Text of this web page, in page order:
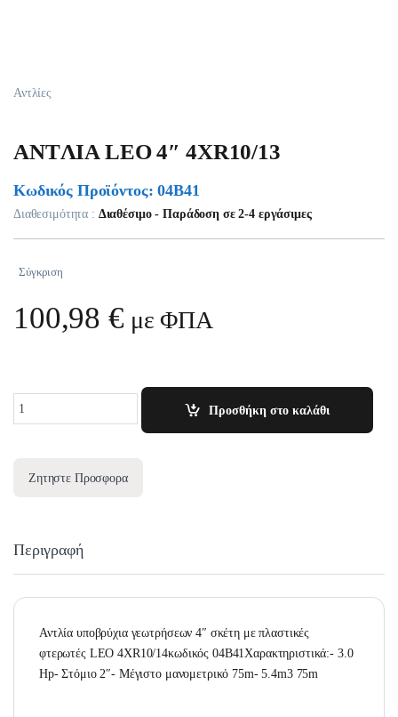
Αντλίες
ANTΛIA LEO 4″ 4XR10/13
Κωδικός Προϊόντος: 04B41
Διαθεσιμότητα : Διαθέσιμο - Παράδοση σε 2-4 εργάσιμες
Σύγκριση
100,98€ με ΦΠΑ
Προσθήκη στο καλάθι
Ζητηστε Προσφορα
Περιγραφή
Αντλία υποβρύχια γεωτρήσεων 4″ σκέτη με πλαστικές
φτερωτές LEO 4XR10/14κωδικός 04B41Χαρακτηριστικά:- 3.0
Hp- Στόμιο 2″- Μέγιστο μανομετρικό 75m- 5.4m3 75m